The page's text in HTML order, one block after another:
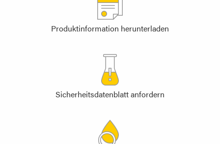
Produktinformation herunterladen
Sicherheitsdatenblatt anfordern